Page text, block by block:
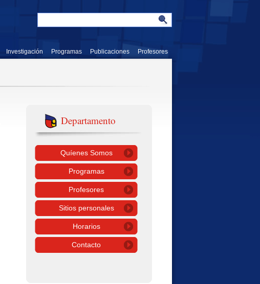
Investigación Programas Publicaciones Profesores
Departamento
Quíenes Somos
Programas
Profesores
Sitios personales
Horarios
Contacto